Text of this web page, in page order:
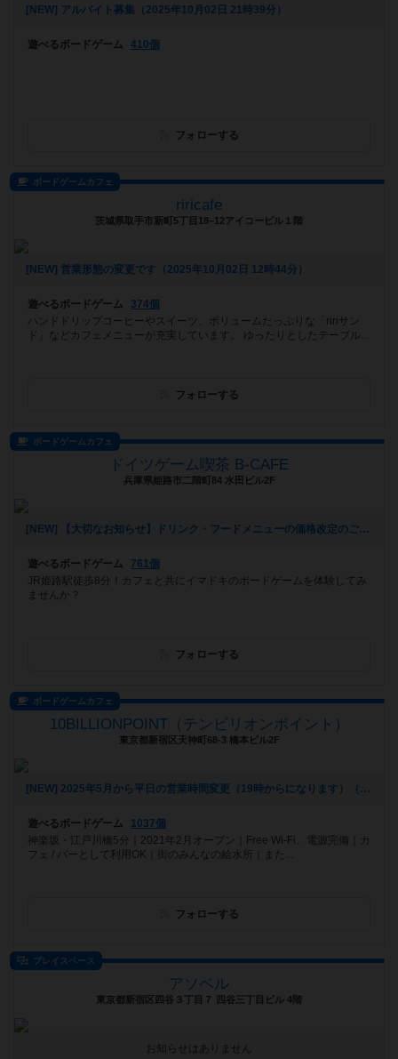
[NEW] アルバイト募集（2025年10月02日 21時39分）
遊べるボードゲーム 410個
フォローする
ボードゲームカフェ
riricafe
茨城県取手市新町5丁目18−12アイコービル１階
[NEW] 営業形態の変更です（2025年10月02日 12時44分）
遊べるボードゲーム
374個
ハンドドリップコーヒーやスイーツ、ボリュームたっぷりな「ririサン
ド」などカフェメニューが充実しています。 ゆったりとしたテーブル...
フォローする
ボードゲームカフェ
ドイツゲーム喫茶 B-CAFE
兵庫県姫路市二階町84 水田ビル2F
[NEW] 【大切なお知らせ】ドリンク・フードメニューの価格改定のご案内（2025年08月05日 16時49分）
遊べるボードゲーム
761個
JR姫路駅徒歩8分！カフェと共にイマドキのボードゲームを体験してみ
ませんか？
フォローする
ボードゲームカフェ
10BILLIONPOINT（テンビリオンポイント）
東京都新宿区天神町68-3 橋本ビル2F
[NEW] 2025年5月から平日の営業時間変更（19時からになります）（2025年06月20日 16時25分）
遊べるボードゲーム
1037個
神楽坂・江戸川橋5分｜2021年2月オープン｜Free Wi-Fi、電源完備｜カ
フェ / バーとして利用OK｜街のみんなの給水所｜また...
フォローする
プレイスペース
アソベル
東京都新宿区四谷３丁目７ 四谷三丁目ビル 4階
お知らせはありません